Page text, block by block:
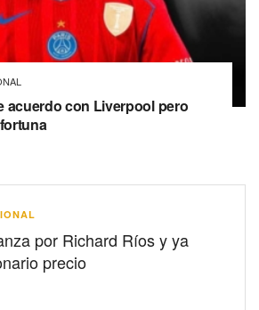
acuerdo con Liverpool pero
por Richard Ríos y ya
precio